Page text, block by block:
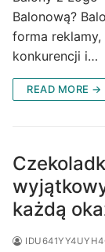
Balonową?
forma
konkurencji i…
READ MORE →
każdą